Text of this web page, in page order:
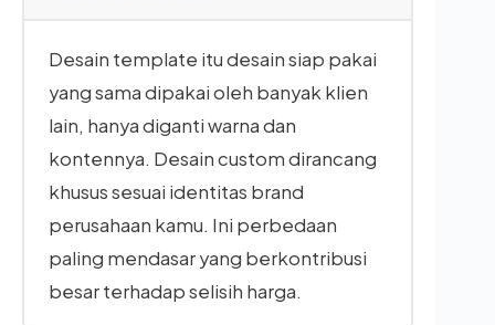
Desain template itu desain siap pakai
yang sama dipakai oleh banyak klien
lain, hanya diganti warna dan
kontennya. Desain custom dirancang
khusus sesuai identitas brand
perusahaan kamu. Ini perbedaan
paling mendasar yang berkontribusi
besar terhadap selisih harga.